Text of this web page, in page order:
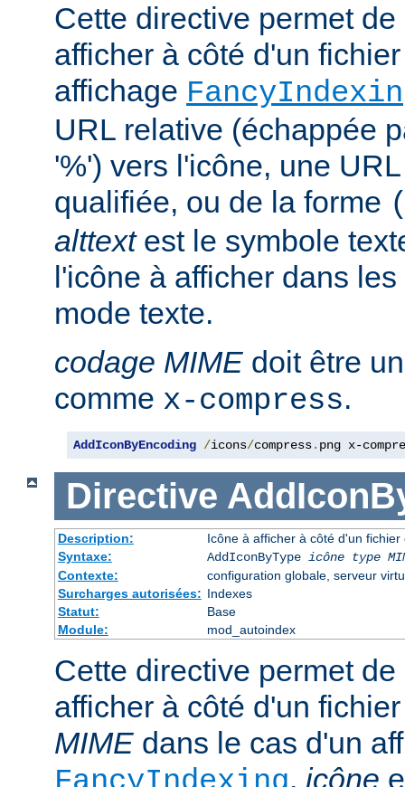
Cette directive permet
afficher à côté d'un
affichage
URL relative (échappée
'%') vers l'icône, une
qualifiée, ou de la forme
alttextest le symbole
l'icône à afficher dans
mode texte.
codage MIME doit être
comme x-compress.
AddIconByEncoding /icons/compress. png x-
Directive
Description:
Icône à afficher à côté d'un
Syntaxe:
AddIconByType icône
type
Contexte:
configuration globale, serveur
Surcharges autorisées: Indexes
Statut:
Base
Module:
mod_autoindex
Cette directive permet
afficher à côté d'un
MIME dans le cas d'un
. icône